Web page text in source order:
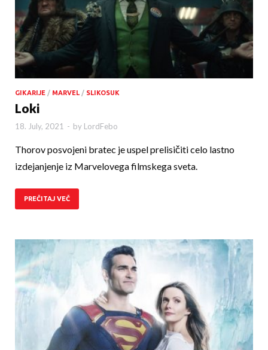
GIKARIJE / MARVEL / SLIKOSUK
Loki
18. July, 2021 - by LordFebo
Thorov posvojeni bratec je uspel prelisičiti celo lastno
izdejanjenje iz Marvelovega filmskega sveta.
PREČITAJ VEČ